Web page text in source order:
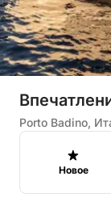
Porto Badino,
Новое